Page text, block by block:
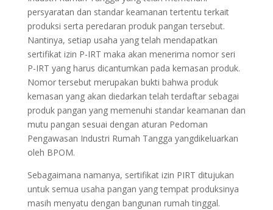
persyaratan dan standar keamanan tertentu terkait
produksi serta peredaran produk pangan tersebut.
Nantinya, setiap usaha yang telah mendapatkan
sertifikat izin P-IRT maka akan menerima nomor seri
P-IRT yang harus dicantumkan pada kemasan produk.
Nomor tersebut merupakan bukti bahwa produk
kemasan yang akan diedarkan telah terdaftar sebagai
produk pangan yang memenuhi standar keamanan dan
mutu pangan sesuai dengan aturan Pedoman
Pengawasan Industri Rumah Tangga yangdikeluarkan
oleh BPOM.
Sebagaimana namanya, sertifikat izin PIRT ditujukan
untuk semua usaha pangan yang tempat produksinya
masih menyatu dengan bangunan rumah tinggal.